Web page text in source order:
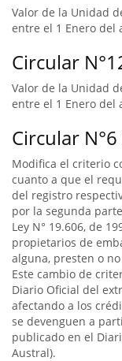
Valor de la Unidad
entre el 1 Enero del
Circular
Valor de la Unidad
entre el 1 Enero del
Circular
Modifica el criterio
cuanto a que el
del registro
por la segunda
Ley N° 19.606, de
propietarios de
alguna, presten o
Este cambio de
Diario Oficial del
afectando a los
se devenguen a
publicado en el
Austral).